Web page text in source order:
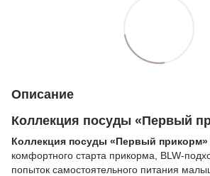
Описание
Коллекция посуды «Первый
Коллекция посуды «Первый прикорм»
комфортного старта прикорма, BLW-
попыток самостоятельного питания